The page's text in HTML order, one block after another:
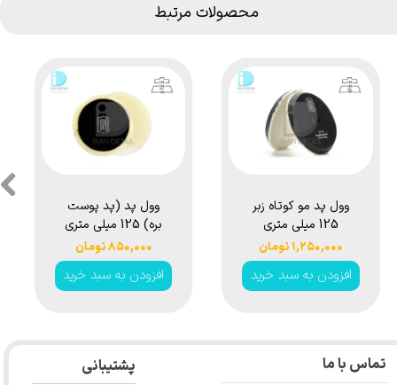
محصولات مرتبط
وول پد (پد پوست
بره) 125 میلی متری
روتاری سورین بو
مدل Surainbow
Natural Wool Pad
۸۵۰,۰۰۰ تومان
افزودن به سبد خرید
وول پد مو کوتاه زبر
125 میلی متری
سورین بو مدل
Surainbow
Coarse Wool Pad
۱,۲۵۰,۰۰۰ تومان
افزودن به سبد خرید
تماس با ما پشتیبانی